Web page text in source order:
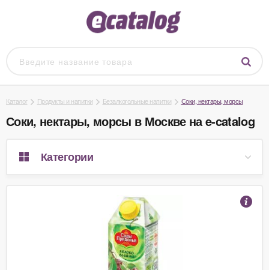
Каталог Продукты и напитки Безалкогольные напитки Соки, нектары, морсы
Соки, нектары, морсы в Москве на e-catalog
Категории